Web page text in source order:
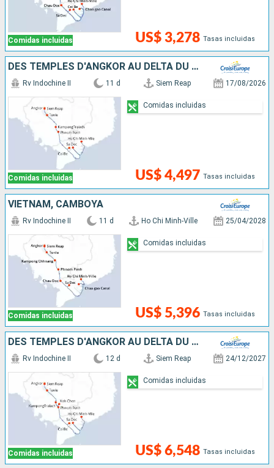
Comidas incluidas US$ 3,278 Tasas incluidas
DES TEMPLES D'ANGKOR AU DELTA DU MÉKONG
Comidas incluidas
Rv Indochine II 11 d Siem Reap 17/08/2026
US$ 4,497 Tasas incluidas
Comidas incluidas
VIETNAM, CAMBOYA
Comidas incluidas
Rv Indochine II 11 d Ho Chi Minh-Ville 25/04/2028
US$ 5,396 Tasas incluidas
Comidas incluidas
DES TEMPLES D'ANGKOR AU DELTA DU MÉKONG, VIVEZ DES FÊTES DE FIN D'ANNÉES UNIQUES ET DÉPAYSANTES
Comidas incluidas
Rv Indochine II 12 d Siem Reap 24/12/2027
US$ 6,548 Tasas incluidas
Comidas incluidas